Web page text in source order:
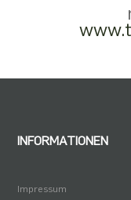
INFORMATIONEN
Impressum